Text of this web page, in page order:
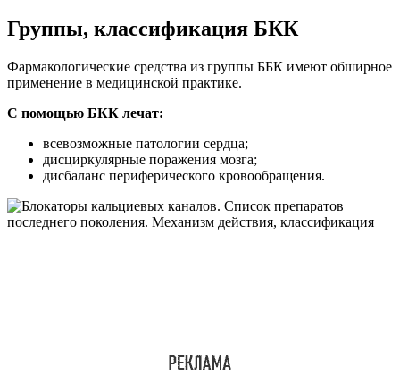
Группы, классификация БКК
Фармакологические средства из группы ББК имеют обширное
применение в медицинской практике.
С помощью БКК лечат:
всевозможные патологии сердца;
дисциркулярные поражения мозга;
дисбаланс периферического кровообращения.